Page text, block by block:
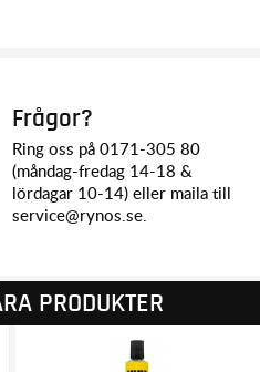
Frågor?
Ring oss på 0171-305 80
(måndag-fredag 14-18 &
lördagar 10-14) eller maila till
service@rynos.se.
PRODUKTER